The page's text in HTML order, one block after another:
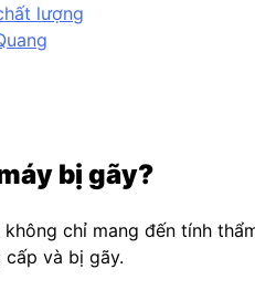
lượng
bị gãy?
chỉ mang đến tính
cấp và bị gãy.